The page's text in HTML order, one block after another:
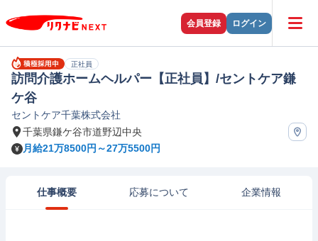
会員登録 ログイン
正社員
訪問介護ホームヘルパー【正社員】/セントケア鎌
ケ谷
セントケア千葉株式会社
千葉県鎌ケ谷市道野辺中央
月給21万8500円～27万5500円
仕事概要 応募について 企業情報